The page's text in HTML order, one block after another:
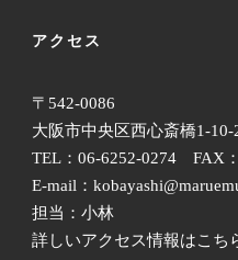
アクセス
〒542-0086
大阪市中央区西心斎橋1-10-
TEL：06-6252-0274 FAX
E-mail：
担当：小林
詳しいアクセス情報はこち